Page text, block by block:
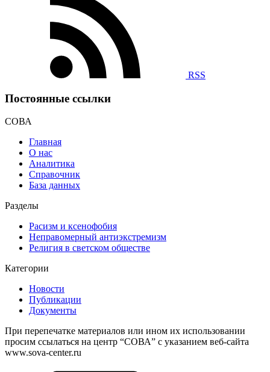
RSS
Постоянные ссылки
СОВА
Главная
О нас
Аналитика
Справочник
База данных
Разделы
Расизм и ксенофобия
Неправомерный антиэкстремизм
Религия в светском обществе
Категории
Новости
Публикации
Документы
При перепечатке материалов или ином их использовании
просим ссылаться на центр “СОВА” с указанием веб-сайта
www.sova-center.ru